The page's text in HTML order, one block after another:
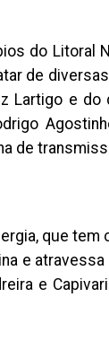
do Litoral
de
Lartigo e
de
que
e
e